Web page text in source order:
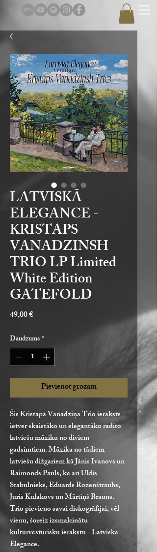
LATVISKĀ
ELEGANCE -
KRISTAPS
VANADZINSH
TRIO LP Limited
White Edition
GATEFOLD
49,00 €Cena
Daudzums*
Pievienot grozam
Šis Kristapa Vanadziņa Trio ieraksts
ietver skaistāko un elegantāko radīto
latviešu mūziku no diviem
gadsimtiem. Mūzika no tādiem
latviešu dižgariem kā Jānis Ivanovs un
Raimonds Pauls, kā arī Uldis
Stabulnieks, Eduards Rozenštrauhs,
Juris Kulakovs un Mārtiņš Brauns.
Trio pievieno savai diskogrāfijai, vēl
vienu, šoreiz izsmalcinātu
kultūrvēsturisku ierakstu - Latviskā
Elegance.